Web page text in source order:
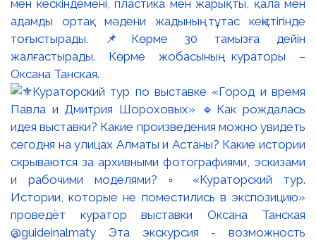
мен кескіндемені, пластика мен жарықты, қала мен
адамды ортақ мәдени жадының тұтас кеңістігінде
тоғыстырады. 📌Көрме 30 тамызға дейін
жалғастырады. Көрме жобасының кураторы –
Оксана Танская.